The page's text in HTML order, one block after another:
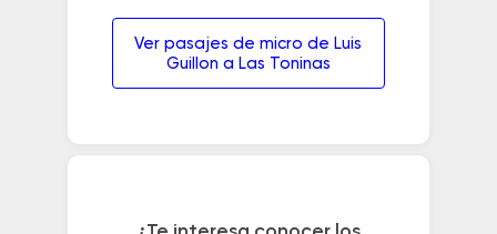
Ver pasajes de micro de Luis
Guillon a Las Toninas